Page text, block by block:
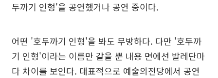
두까기 인형'을 공연했거나 공연 중이다.
어떤 '호두까기 인형'을 봐도 무방하다. 다만 '호두까
기 인형'이라는 이름만 같을 뿐 내용 면에선 발레단마
다 차이를 보인다. 대표적으로 예술의전당에서 공연